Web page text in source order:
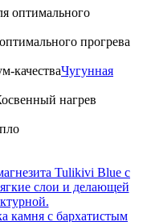
прогрева
Чугунная
нагрев